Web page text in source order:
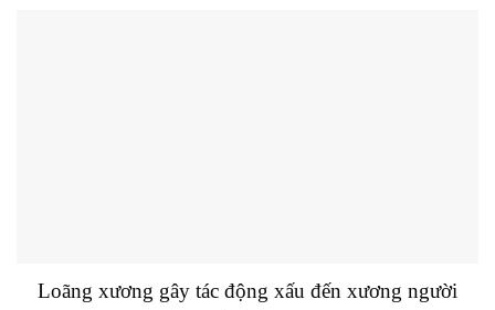
Loãng xương gây tác động xấu đến xương người